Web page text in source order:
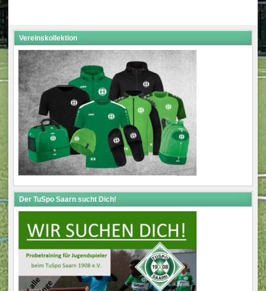
navigation
Vereinskollektion
Der TuSpo Saarn sucht Dich!